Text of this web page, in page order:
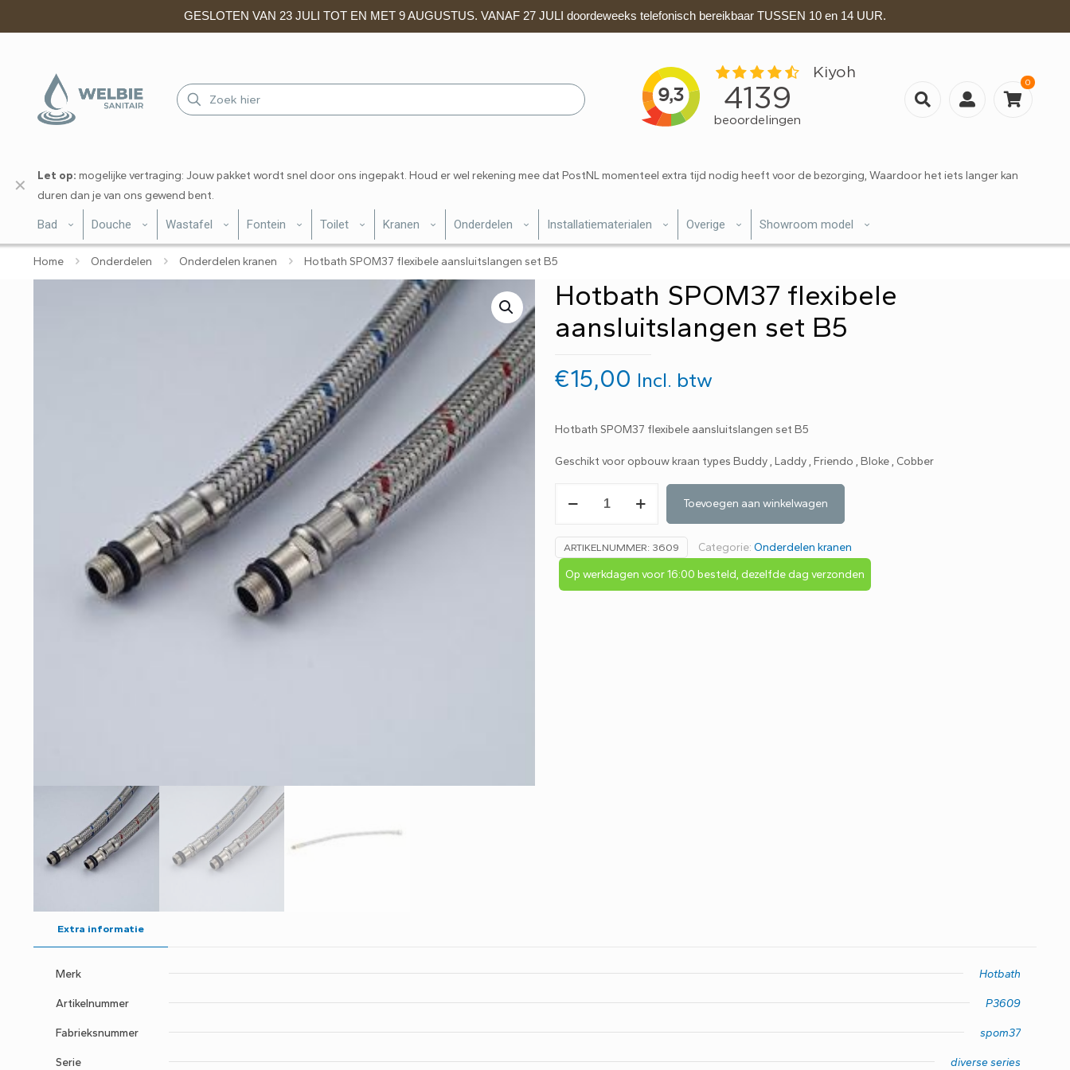
GESLOTEN VAN 23 JULI TOT EN MET 9 AUGUSTUS. VANAF 27 JULI doordeweeks telefonisch bereikbaar TUSSEN 10 en 14 UUR.
0
Let op: mogelijke vertraging: Jouw pakket wordt snel door ons ingepakt. Houd er wel rekening mee dat PostNL momenteel extra tijd nodig heeft voor de bezorging, Waardoor het iets langer kan
duren dan je van ons gewend bent.
✕
Bad Douche Wastafel Fontein Toilet Kranen Onderdelen Installatiematerialen Overige Showroom model
Home Onderdelen Onderdelen kranen Hotbath SPOM37 flexibele aansluitslangen set B5
Hotbath SPOM37 flexibele
aansluitslangen set B5
€15,00 Incl. btw
Hotbath SPOM37 flexibele aansluitslangen set B5
Geschikt voor opbouw kraan types Buddy , Laddy , Friendo , Bloke , Cobber
aansluitslangen
set
B5
Toevoegen aan winkelwagen
ARTIKELNUMMER: 3609 Categorie:Onderdelen kranen
Op werkdagen voor 16:00 besteld, dezelfde dag verzonden
Extra informatie
Merk Hotbath
Artikelnummer P3609
Fabrieksnummer spom37
Serie diverse series